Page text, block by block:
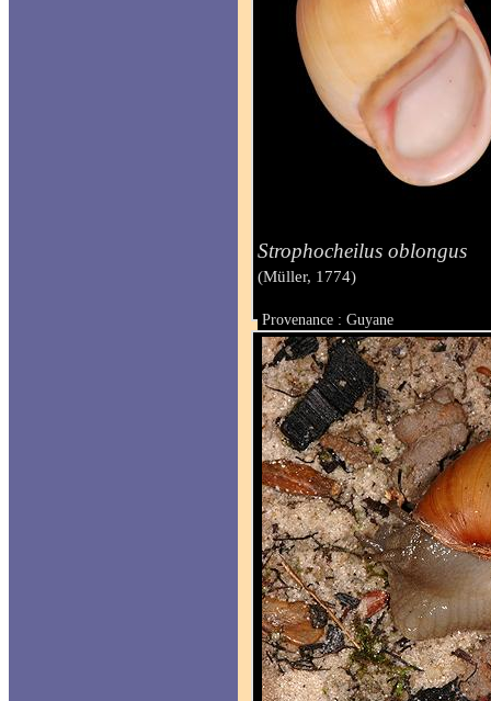
Strophocheilus oblongus
(Müller, 1774)
Provenance : Guyane
Taille : 96 mm